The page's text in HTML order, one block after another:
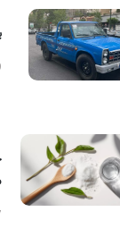
09 آبان 1403
17 تیر 1405